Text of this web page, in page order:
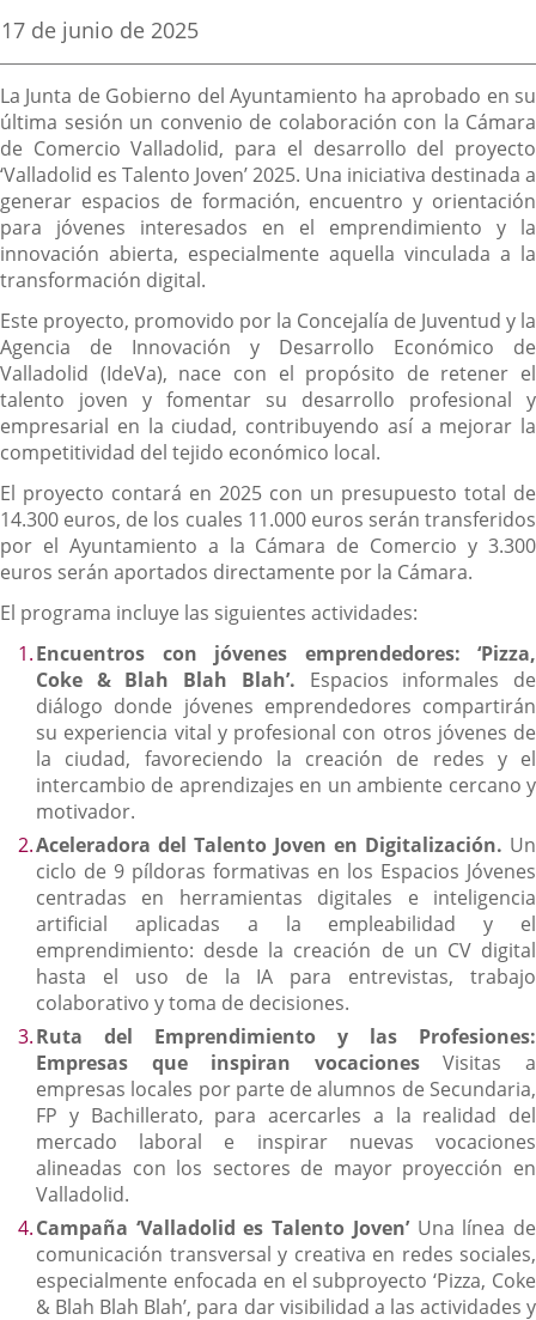
aplicación
externa.
aplicación
externa.
Fecha
la
noticia
17 de junio de 2025
Descripción
La Junta de Gobierno del Ayuntamiento ha aprobado en su
última sesión un convenio de colaboración con la Cámara
de Comercio Valladolid, para el desarrollo del proyecto
‘Valladolid es Talento Joven’ 2025. Una iniciativa destinada a
generar espacios de formación, encuentro y orientación
para jóvenes interesados en el emprendimiento y la
innovación abierta, especialmente aquella vinculada a la
transformación digital.
Este proyecto, promovido por la Concejalía de Juventud y la
Agencia de Innovación y Desarrollo Económico de
Valladolid (IdeVa), nace con el propósito de retener el
talento joven y fomentar su desarrollo profesional y
empresarial en la ciudad, contribuyendo así a mejorar la
competitividad del tejido económico local.
El proyecto contará en 2025 con un presupuesto total de
14.300 euros, de los cuales 11.000 euros serán transferidos
por el Ayuntamiento a la Cámara de Comercio y 3.300
euros serán aportados directamente por la Cámara.
El programa incluye las siguientes actividades:
Encuentros con jóvenes emprendedores: ‘Pizza,
Coke & Blah Blah Blah’.
Espacios informales de
diálogo donde jóvenes emprendedores compartirán
su experiencia vital y profesional con otros jóvenes de
la ciudad, favoreciendo la creación de redes y el
intercambio de aprendizajes en un ambiente cercano y
motivador.
Aceleradora del Talento Joven en Digitalización. Un
ciclo de 9 píldoras formativas en los Espacios Jóvenes
centradas en herramientas digitales e inteligencia
artificial aplicadas a la empleabilidad y el
emprendimiento: desde la creación de un CV digital
hasta el uso de la IA para entrevistas, trabajo
colaborativo y toma de decisiones.
Ruta del Emprendimiento y las Profesiones:
Empresas que inspiran vocaciones
Visitas a
empresas locales por parte de alumnos de Secundaria,
FP y Bachillerato, para acercarles a la realidad del
mercado laboral e inspirar nuevas vocaciones
alineadas con los sectores de mayor proyección en
Valladolid.
Campaña ‘Valladolid es Talento Joven’ Una línea de
comunicación transversal y creativa en redes sociales,
especialmente enfocada en el subproyecto ‘Pizza, Coke
& Blah Blah Blah’, para dar visibilidad a las actividades y